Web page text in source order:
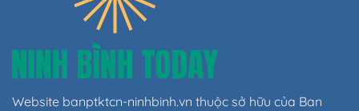
Website banptktcn-ninhbinh.vn thuộc sở hữu của Ban